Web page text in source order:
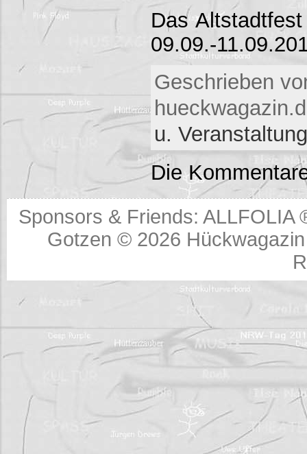
Das
09.09.-
Geschrieben
u.
Die
Sponsors & Friends:ALLFOLIA
Gotzen © 2026